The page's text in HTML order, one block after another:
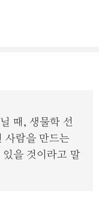
서일 뿐만 아니라 가
우리 자신에 대한 따
때, 생물학 선
사람을 만드는
을 것이라고 말